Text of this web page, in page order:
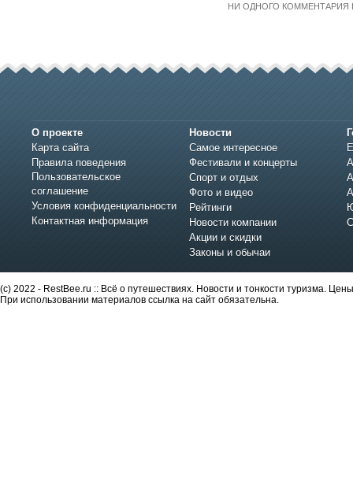
НИ ОДНОГО КОММЕНТАРИЯ
О проекте
Карта сайта
Правила поведения
Пользовательское
соглашение
Условия конфиденциальности
Контактная информация
Новости
Самое интересное
Фестивали и концерты
Спорт и отдых
Фото и видео
Рейтинги
Новости компании
Акции и скидки
Законы и обычаи
(c) 2022 - RestBee.ru :: Всё о путешествиях. Новости и тонкости туризма.
При использовании материалов ссылка на сайт обязательна.